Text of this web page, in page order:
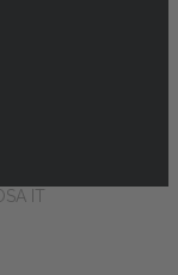
IT